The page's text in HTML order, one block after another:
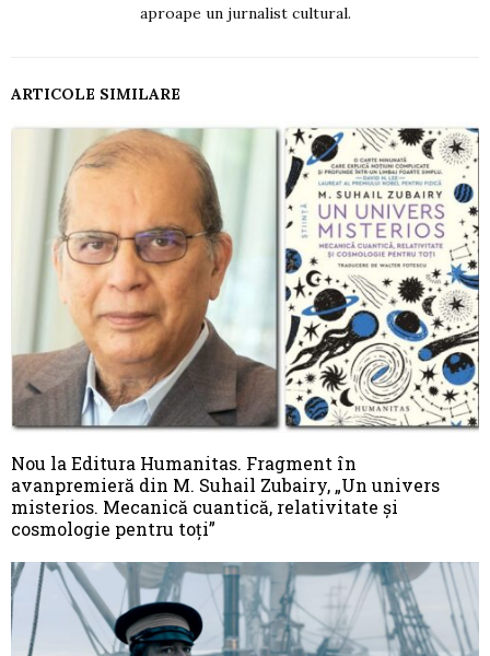
aproape un jurnalist cultural.
ARTICOLE SIMILARE
Nou la Editura Humanitas. Fragment în
avanpremieră din M. Suhail Zubairy, „Un univers
misterios. Mecanică cuantică, relativitate şi
cosmologie pentru toţi”